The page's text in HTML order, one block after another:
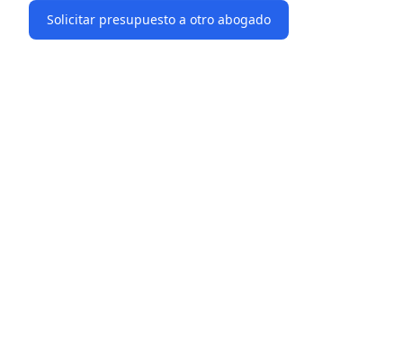
Solicitar presupuesto a otro abogado